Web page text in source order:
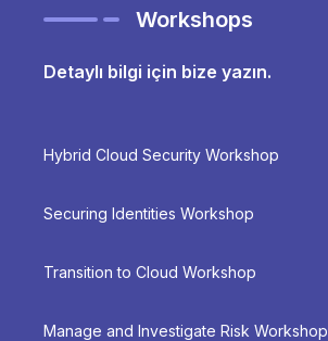
Workshops
Detaylı bilgi için bize yazın.
Hybrid Cloud Security Workshop
Securing Identities Workshop
Transition to Cloud Workshop
Manage and Investigate Risk Workshop